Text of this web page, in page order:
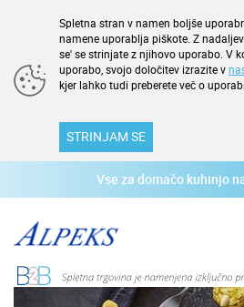
Spletna stran v namen boljše
namene uporablja piškote. Z
se' se strinjate z njihovo uporabo. V
uporabo, svojo določitev izrazite v
kjer lahko tudi preberete več o
STRINJAM SE
Vse za domačo kuhinjo